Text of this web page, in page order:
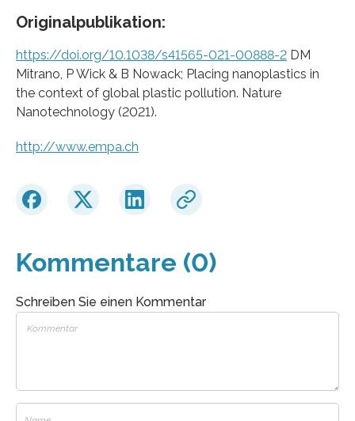
Originalpublikation:
https://doi.org/10.1038/s41565-021-00888-2 DM
Mitrano, P Wick & B Nowack; Placing nanoplastics in
the context of global plastic pollution. Nature
Nanotechnology (2021).
http://www.empa.ch
Kommentare (0)
Schreiben Sie einen Kommentar